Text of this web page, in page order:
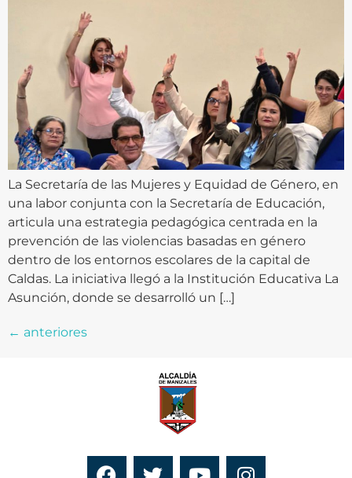
La Secretaría de las Mujeres y Equidad de Género, en
una labor conjunta con la Secretaría de Educación,
articula una estrategia pedagógica centrada en la
prevención de las violencias basadas en género
dentro de los entornos escolares de la capital de
Caldas. La iniciativa llegó a la Institución Educativa La
Asunción, donde se desarrolló un […]
← anteriores